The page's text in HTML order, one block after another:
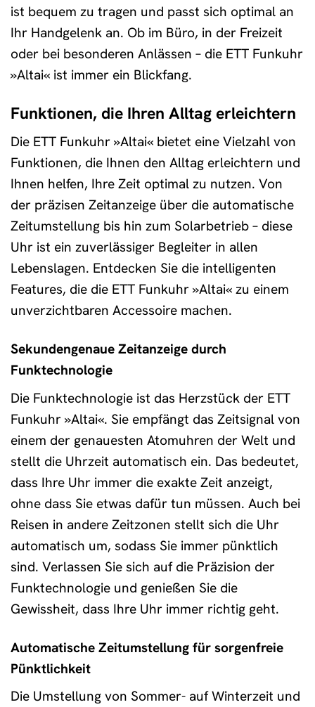
ist bequem zu tragen und passt sich optimal an
Ihr Handgelenk an. Ob im Büro, in der Freizeit
oder bei besonderen Anlässen – die ETT Funkuhr
»Altai« ist immer ein Blickfang.
Funktionen, die Ihren Alltag erleichtern
Die ETT Funkuhr »Altai« bietet eine Vielzahl von
Funktionen, die Ihnen den Alltag erleichtern und
Ihnen helfen, Ihre Zeit optimal zu nutzen. Von
der präzisen Zeitanzeige über die automatische
Zeitumstellung bis hin zum Solarbetrieb – diese
Uhr ist ein zuverlässiger Begleiter in allen
Lebenslagen. Entdecken Sie die intelligenten
Features, die die ETT Funkuhr »Altai« zu einem
unverzichtbaren Accessoire machen.
Sekundengenaue Zeitanzeige durch
Funktechnologie
Die Funktechnologie ist das Herzstück der ETT
Funkuhr »Altai«. Sie empfängt das Zeitsignal von
einem der genauesten Atomuhren der Welt und
stellt die Uhrzeit automatisch ein. Das bedeutet,
dass Ihre Uhr immer die exakte Zeit anzeigt,
ohne dass Sie etwas dafür tun müssen. Auch bei
Reisen in andere Zeitzonen stellt sich die Uhr
automatisch um, sodass Sie immer pünktlich
sind. Verlassen Sie sich auf die Präzision der
Funktechnologie und genießen Sie die
Gewissheit, dass Ihre Uhr immer richtig geht.
Automatische Zeitumstellung für sorgenfreie
Pünktlichkeit
Die Umstellung von Sommer- auf Winterzeit und